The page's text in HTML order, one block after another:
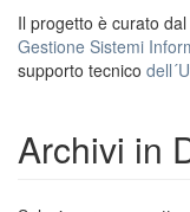
Il progetto è curato dal
Gestione Sistemi
supporto tecnico
Archivi in